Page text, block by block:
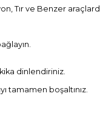
Tır ve Benzer
dinlendiriniz.
tamamen boşaltınız.